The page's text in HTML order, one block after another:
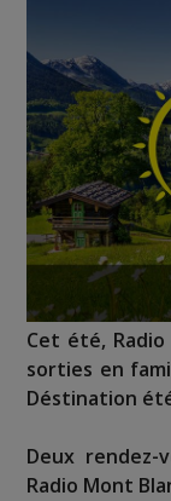
Cet été,
sorties en
Déstination
Deux
Radio Mont